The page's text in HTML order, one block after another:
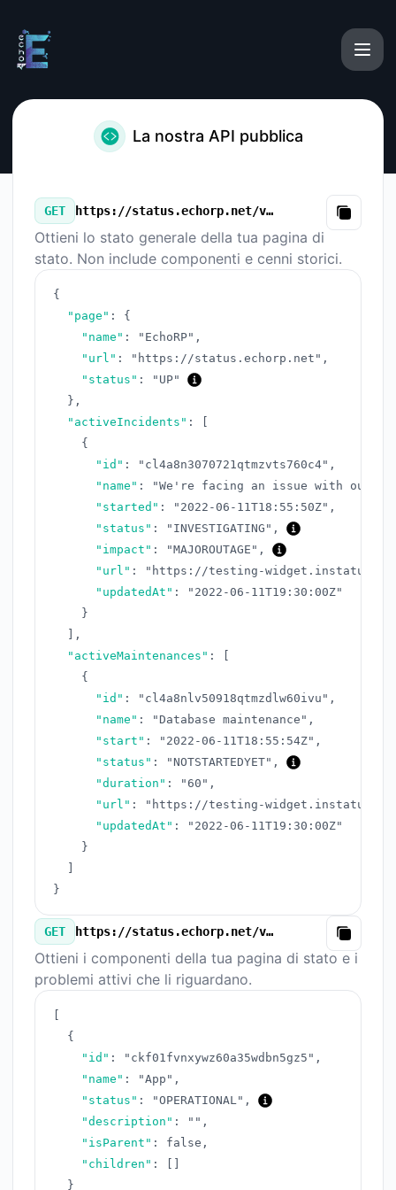
La nostra API pubblica
GET https://status.echorp.net/v3/summary.json
Copy
Ottieni lo stato generale della tua pagina di
stato. Non include componenti e cenni storici.
{
"page" :
{
"name" : "EchoRP" ,
"url" : "https://status.echorp.net" ,
"status" :
"UP"
} ,
"activeIncidents" :
{
"id" : "cl4a8n3070721qtmzvts760c4" ,
"name" :
"We're facing an issue with our
"started" : "2022-06-11T18:55:50Z" ,
"status" : "INVESTIGATING" ,
"impact" : "MAJOROUTAGE" ,
"url" :
"https://testing-
"updatedAt" :
"2022-06-11T19:30:00Z"
}
,
"activeMaintenances" :
{
"id" : "cl4a8nlv50918qtmzdlw60ivu" ,
"name" : "Database maintenance" ,
"start" : "2022-06-11T18:55:54Z" ,
"status" : "NOTSTARTEDYET" ,
"duration" : "60" ,
"url" :
"https://testing-widget.instatus.com/
"updatedAt" :
"2022-06-11T19:30:00Z"
}
}
GET https://status.echorp.net/v3/components.json
Copy
Ottieni i componenti della tua pagina di stato e i
problemi attivi che li riguardano.
{
"id" : "ckf01fvnxywz60a35wdbn5gz5" ,
"name" : "App" ,
"status" : "OPERATIONAL" ,
"description" : "" ,
"isParent" : false ,
"children" :
}